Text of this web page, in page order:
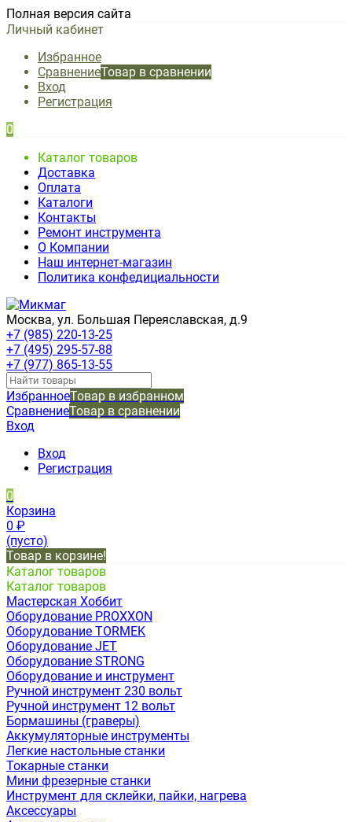
Полная версия сайта
Личный кабинет
Избранное
СравнениеТовар в сравнении
Вход
Регистрация
0
Каталог товаров
Доставка
Оплата
Каталоги
Контакты
Ремонт инструмента
О Компании
Наш интернет-магазин
Политика конфедициальности
Москва, ул. Большая Переяславская, д.9
+7 (985) 220-13-25
+7 (495) 295-57-88
+7 (977) 865-13-55
ИзбранноеТовар в избранном
СравнениеТовар в сравнении
Вход
Вход
Регистрация
0
Корзина
0 ₽
(пусто)
Товар в корзине!
Каталог товаров
Каталог товаров
Мастерская Хоббит
Оборудование PROXXON
Оборудование TORMEK
Оборудование JET
Оборудование STRONG
Оборудование и инструмент
Ручной инструмент 230 вольт
Ручной инструмент 12 вольт
Бормашины (граверы)
Аккумуляторные инструменты
Легкие настольные станки
Токарные станки
Мини фрезерные станки
Инструмент для склейки, пайки, нагрева
Аксессуары